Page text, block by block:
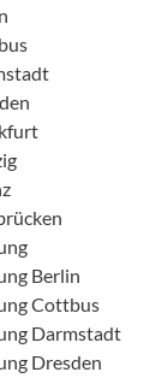
Berlin
Cottbus
Darmstadt
Dresden